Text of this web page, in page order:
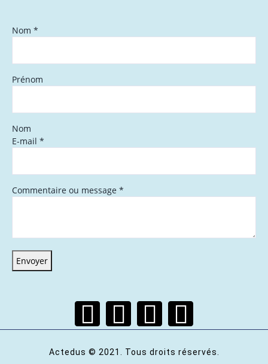
Nom *
Prénom
Nom
E-mail *
Commentaire ou message *
Envoyer
Actedus © 2021. Tous droits réservés.